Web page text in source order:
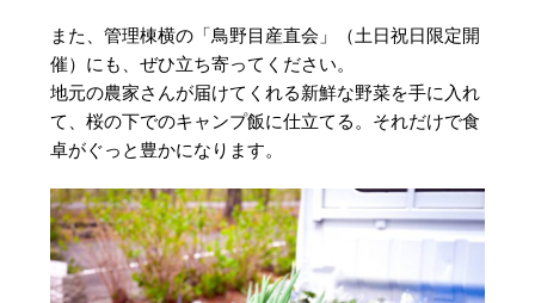
また、管理棟横の「鳥野目産直会」（土日祝日限定開
催）にも、ぜひ立ち寄ってください。
地元の農家さんが届けてくれる新鮮な野菜を手に入れ
て、桜の下でのキャンプ飯に仕立てる。それだけで食
卓がぐっと豊かになります。